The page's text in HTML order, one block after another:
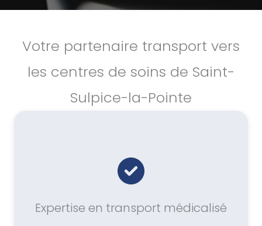
Votre partenaire transport vers
les centres de soins de Saint-
Sulpice-la-Pointe
Expertise en transport médicalisé